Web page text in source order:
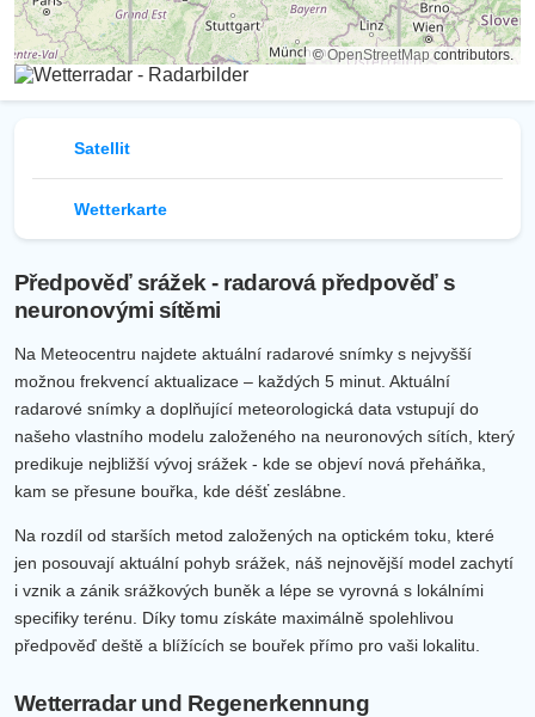
©OpenStreetMap contributors.
Satellit
Wetterkarte
Předpověď srážek - radarová předpověď s
neuronovými sítěmi
Na Meteocentru najdete aktuální radarové snímky s nejvyšší
možnou frekvencí aktualizace – každých 5 minut. Aktuální
radarové snímky a doplňující meteorologická data vstupují do
našeho vlastního modelu založeného na neuronových sítích, který
predikuje nejbližší vývoj srážek - kde se objeví nová přeháňka,
kam se přesune bouřka, kde déšť zeslábne.
Na rozdíl od starších metod založených na optickém toku, které
jen posouvají aktuální pohyb srážek, náš nejnovější model zachytí
i vznik a zánik srážkových buněk a lépe se vyrovná s lokálními
specifiky terénu. Díky tomu získáte maximálně spolehlivou
předpověď deště a blížících se bouřek přímo pro vaši lokalitu.
Wetterradar und Regenerkennung